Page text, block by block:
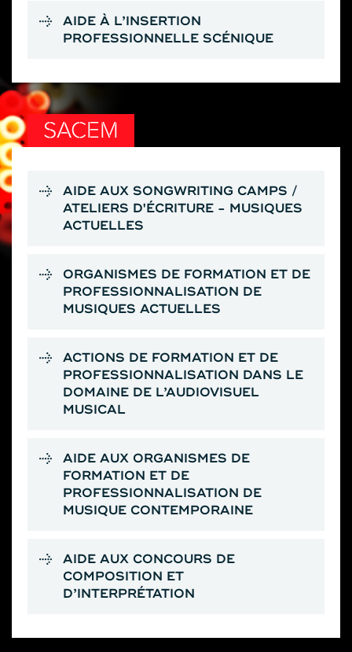
AIDE À L’INSERTION
PROFESSIONNELLE SCÉNIQUE
SACEM
AIDE AUX SONGWRITING CAMPS /
ATELIERS D'ÉCRITURE - MUSIQUES
ACTUELLES
ORGANISMES DE FORMATION ET DE
PROFESSIONNALISATION DE
MUSIQUES ACTUELLES
ACTIONS DE FORMATION ET DE
PROFESSIONNALISATION DANS LE
DOMAINE DE L’AUDIOVISUEL
MUSICAL
AIDE AUX ORGANISMES DE
FORMATION ET DE
PROFESSIONNALISATION DE
MUSIQUE CONTEMPORAINE
AIDE AUX CONCOURS DE
COMPOSITION ET
D’INTERPRÉTATION